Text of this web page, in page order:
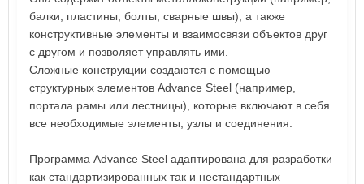
балки, пластины, болты, сварные швы), а также
конструктивные элементы и взаимосвязи объектов друг
с другом и позволяет управлять ими.
Сложные конструкции создаются с помощью
структурных элементов Advance Steel (например,
портала рамы или лестницы), которые включают в себя
все необходимые элементы, узлы и соединения.
Программа Advance Steel адаптирована для разработки
как стандартизированных так и нестандартных